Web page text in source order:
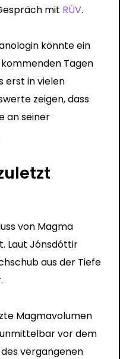
mit RÚV.
könnte ein
Tagen
erst in vielen
zeigen, dass
an seiner
von Magma
Laut Jónsdóttir
aus der Tiefe
Magmavolumen
vor dem
vergangenen